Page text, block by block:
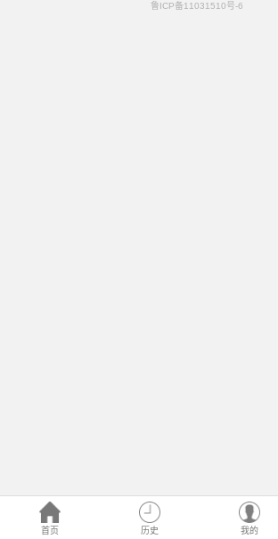
首页 历史 我的
鲁ICP备11031510号-6